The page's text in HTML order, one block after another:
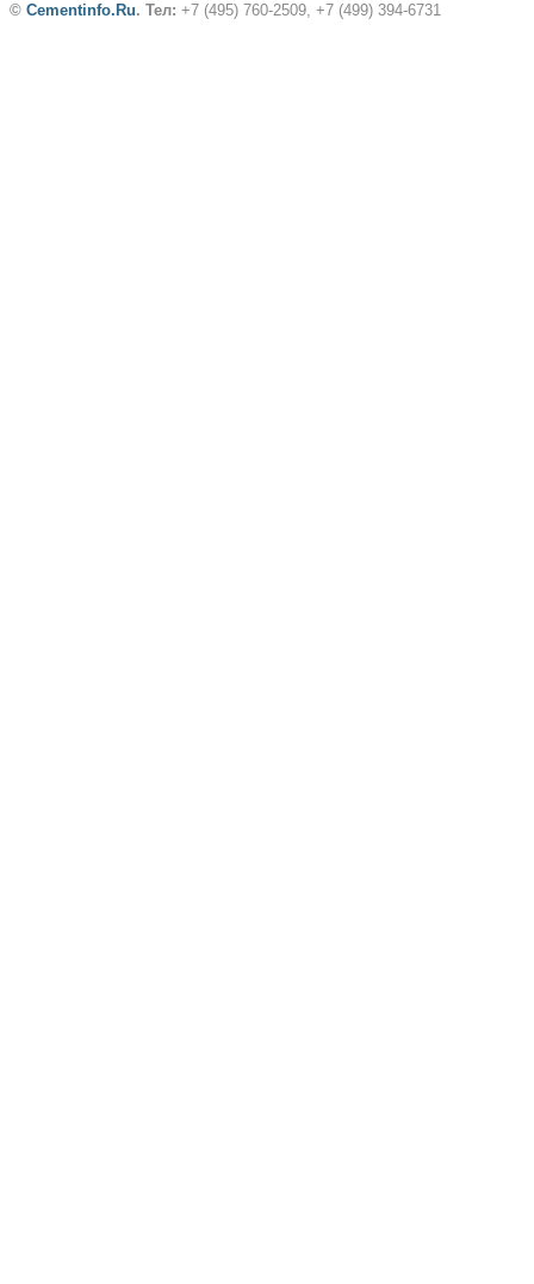
© Cementinfo.Ru. Тел: +7 (495) 760-2509, +7 (499) 394-6731